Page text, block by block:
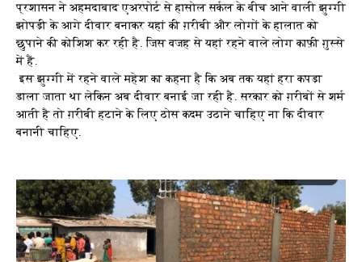
प्रशासन ने अहमदाबाद एअरपोर्ट से हासोल सर्कल के बीच आने वाली झुग्गी
झोपड़ी के आगे दीवार बनाकर यहां की ग़रीबी और लोगों के हालात को
छुपाने की कोशिश कर रही है. जिस वजह से यहां रहने वाले लोग काफ़ी ग़ुस्से
में हैं.
इस झुग्गी में रहने वाले महेश का कहना है कि अब तक यहां हरा कपड़ा
डाला जाता था लेकिन अब दीवार बनाई जा रही है. सरकार को ग़रीबों से शर्म
आती है तो ग़रीबी हटाने के लिए ठोस कदम उठाने चाहिए ना कि दीवार
बनानी चाहिए.